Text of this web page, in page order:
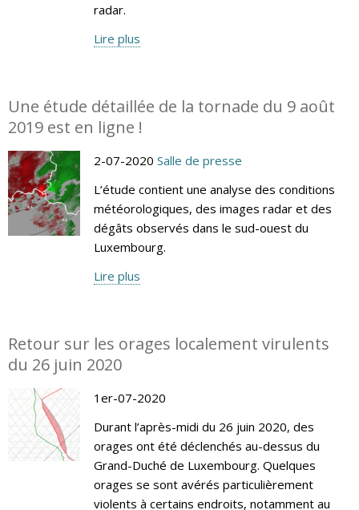
radar.
Lire plus
Une étude détaillée de la tornade du 9 août
2019 est en ligne !
2-07-2020 Salle de presse
L’étude contient une analyse des conditions
météorologiques, des images radar et des
dégâts observés dans le sud-ouest du
Luxembourg.
Lire plus
Retour sur les orages localement virulents
du 26 juin 2020
1er-07-2020
Durant l’après-midi du 26 juin 2020, des
orages ont été déclenchés au-dessus du
Grand-Duché de Luxembourg. Quelques
orages se sont avérés particulièrement
violents à certains endroits, notamment au